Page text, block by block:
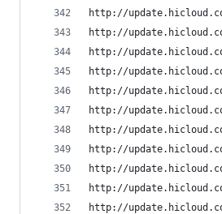
http://
http://
http://
http://
http://
http://
http://
http://
http://
http://
http://